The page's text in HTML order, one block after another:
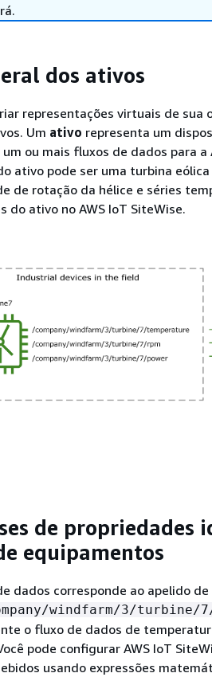
dos ativos
representações virtuais de sua
Um ativo representa um
ou mais fluxos de dados para a
ativo pode ser uma turbina
de rotação da hélice e séries
do ativo no AWS IoT SiteWise.
de propriedades
equipamentos
dados corresponde ao apelido
windfarm/3/turbine/
o fluxo de dados de
pode configurar AWS IoT
usando expressões